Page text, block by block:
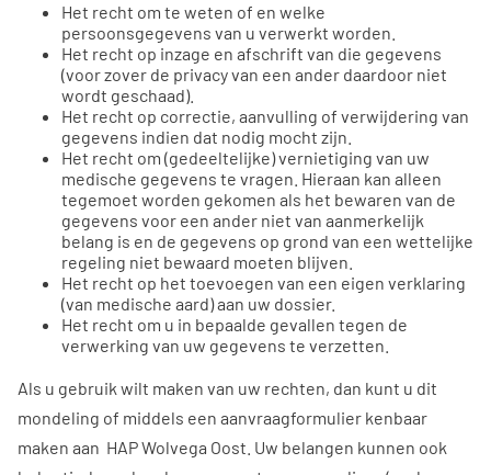
Het recht om te weten of en welke
persoonsgegevens van u verwerkt worden.
Het recht op inzage en afschrift van die gegevens
(voor zover de privacy van een ander daardoor niet
wordt geschaad).
Het recht op correctie, aanvulling of verwijdering van
gegevens indien dat nodig mocht zijn.
Het recht om (gedeeltelijke) vernietiging van uw
medische gegevens te vragen. Hieraan kan alleen
tegemoet worden gekomen als het bewaren van de
gegevens voor een ander niet van aanmerkelijk
belang is en de gegevens op grond van een wettelijke
regeling niet bewaard moeten blijven.
Het recht op het toevoegen van een eigen verklaring
(van medische aard) aan uw dossier.
Het recht om u in bepaalde gevallen tegen de
verwerking van uw gegevens te verzetten.
Als u gebruik wilt maken van uw rechten, dan kunt u dit
mondeling of middels een aanvraagformulier kenbaar
maken aan HAP Wolvega Oost. Uw belangen kunnen ook